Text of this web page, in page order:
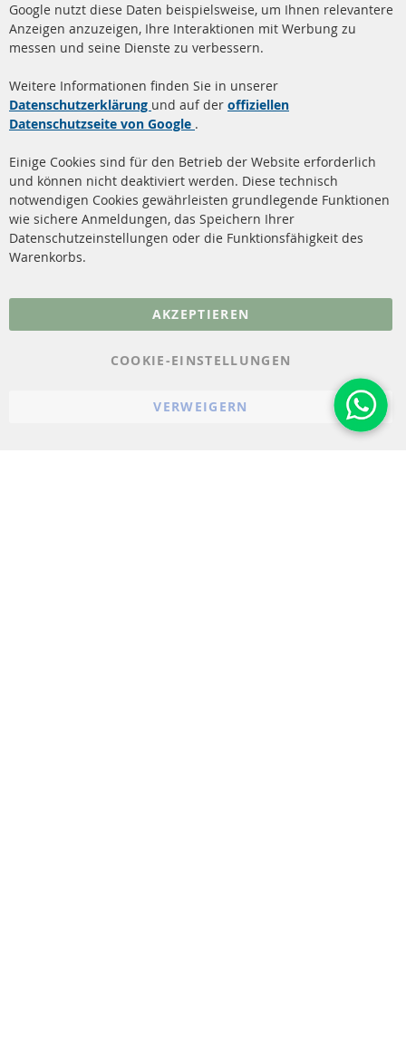
facebook
instagram
Quick Links
Dieselpartikelfilter (DPF)
Dieselpartikelfilter
Katalysator (KAT)
Sensoren
FAQ
Kundenservice
Über uns
Versandkosten
Kontakt
Vertrag widerrufen
Google nutzt diese Daten beispielsweise, um Ihnen relevantere
Anzeigen anzuzeigen, Ihre Interaktionen mit Werbung zu
messen und seine Dienste zu verbessern.
Weitere Informationen finden Sie in unserer
Datenschutzerklärung und auf der offiziellen
Datenschutzseite von Google .
Einige Cookies sind für den Betrieb der Website erforderlich
und können nicht deaktiviert werden. Diese technisch
notwendigen Cookies gewährleisten grundlegende Funktionen
wie sichere Anmeldungen, das Speichern Ihrer
Datenschutzeinstellungen oder die Funktionsfähigkeit des
Warenkorbs.
AKZEPTIEREN
COOKIE-EINSTELLUNGEN
VERWEIGERN